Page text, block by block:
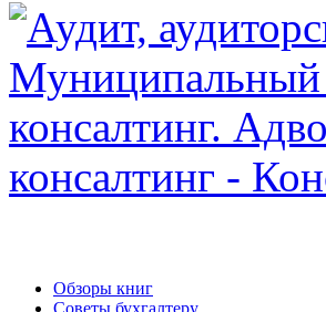
Обзоры книг
Советы бухгалтеру